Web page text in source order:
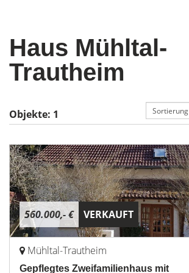
Haus Mühltal-
Trautheim
Objekte: 1
560.000,- € VERKAUFT
Mühltal-Trautheim
Gepflegtes Zweifamilienhaus mit